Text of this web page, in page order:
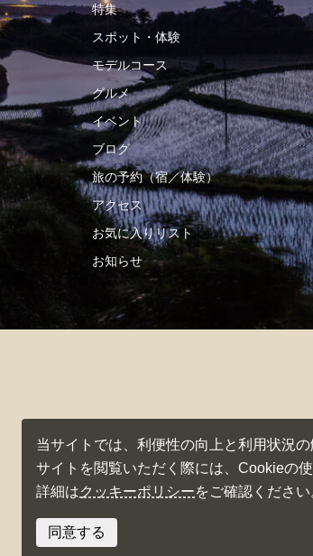
特集
スポット・体験
モデルコース
グルメ
イベント
ブログ
旅の予約（宿／体験）
アクセス
お気に入りリスト
お知らせ
当サイトでは、利便性の向上と利用状況
サイトを閲覧いただく際には、Cookieの
詳細はクッキーポリシーをご確認ください
同意する